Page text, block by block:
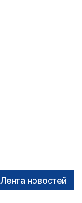
Лента новостей